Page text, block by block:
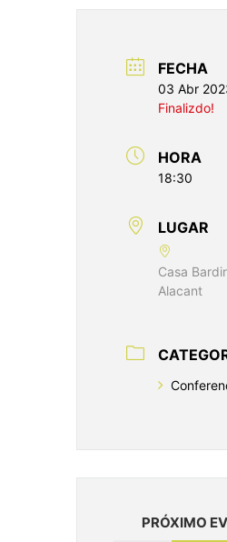
FECHA
03 Abr
Finalizdo!
HORA
18:30
LUGAR
Casa
Alacant
PRÓXIMO